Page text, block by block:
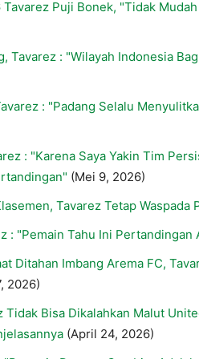
Puji Bonek, "Tidak
Tavarez : "Wilayah Indonesia
: "Padang Selalu
: "Karena Saya Yakin Tim
(Mei 9, 2026)
Tavarez Tetap Waspada
: "Pemain Tahu Ini Pertandingan
Ditahan Imbang Arema FC,
2026)
Tidak Bisa Dikalahkan Malut
(April 24, 2026)